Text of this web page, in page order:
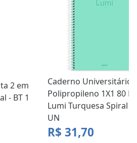
2 em
- BT 1
Caderno Universitário
Polipropileno 1X1 80
Lumi Turquesa Spiral -
UN
R$ 31,70